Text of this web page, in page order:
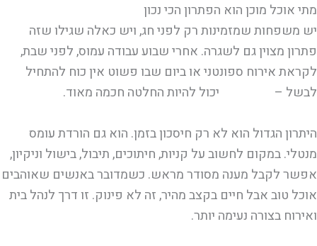
מתי אוכל מוכן הוא הפתרון הכי נכון
יש משפחות שמזמינות רק לפני חג, ויש כאלה שגילו שזה
פתרון מצוין גם לשגרה. אחרי שבוע עבודה עמוס, לפני שבת,
לקראת אירוח ספונטני או ביום שבו פשוט אין כוח להתחיל
לבשל –
יכול להיות החלטה חכמה מאוד.
היתרון הגדול הוא לא רק חיסכון בזמן. הוא גם הורדת עומס
מנטלי. במקום לחשוב על קניות, חיתוכים, תיבול, בישול וניקיון,
אפשר לקבל מענה מסודר מראש. כשמדובר באנשים שאוהבים
אוכל טוב אבל חיים בקצב מהיר, זה לא פינוק. זו דרך לנהל בית
ואירוח בצורה נעימה יותר.